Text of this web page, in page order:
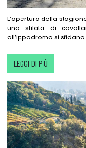
L’apertura della
una sfilata di
all’ippodromo si
LEGGI DI PIÙ